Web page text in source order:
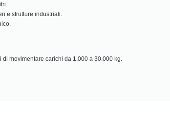
e strutture industriali.
movimentare carichi da 1.000 a 30.000 kg.